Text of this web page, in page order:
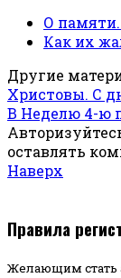
О
Как их
Другие
Христовы. С
В Неделю 4-ю
оставлять
Наверх
Правила
Желающим стать